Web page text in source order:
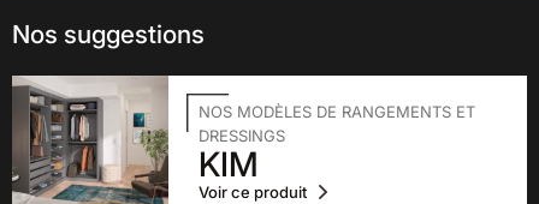
Nos suggestions
NOS MODÈLES DE RANGEMENTS ET
DRESSINGS
KIM
Voir ce produit